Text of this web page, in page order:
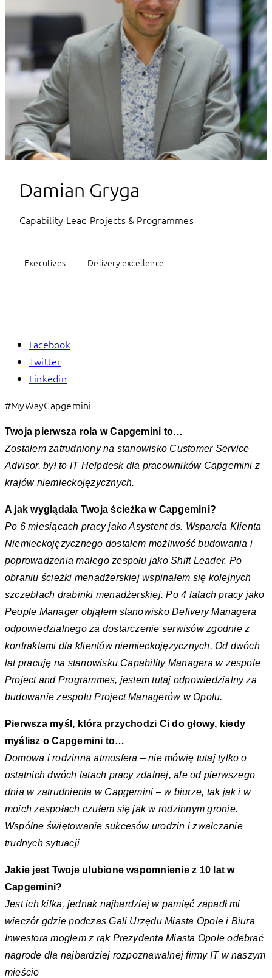
Damian Gryga
Capability Lead Projects & Programmes
Executives Delivery excellence
Facebook
Twitter
Linkedin
#MyWayCapgemini
Twoja pierwsza rola w Capgemini to…
Zostałem zatrudniony na stanowisko Customer Service
Advisor, był to IT Helpdesk dla pracowników Capgemini z
krajów niemieckojęzycznych.
A jak wyglądała Twoja ścieżka w Capgemini?
Po 6 miesiącach pracy jako Asystent ds. Wsparcia Klienta
Niemieckojęzycznego dostałem możliwość budowania i
poprowadzenia małego zespołu jako Shift Leader. Po
obraniu ścieżki menadżerskiej wspinałem się kolejnych
szczeblach drabinki menadżerskiej. Po 4 latach pracy jako
People Manager objąłem stanowisko Delivery Managera
odpowiedzialnego za dostarczenie serwisów zgodnie z
kontraktami dla klientów niemieckojęzycznych. Od dwóch
lat pracuję na stanowisku Capability Managera w zespole
Project and Programmes, jestem tutaj odpowiedzialny za
budowanie zespołu Project Managerów w Opolu.
Pierwsza myśl, która przychodzi Ci do głowy, kiedy
myślisz o Capgemini to…
Domowa i rodzinna atmosfera – nie mówię tutaj tylko o
ostatnich dwóch latach pracy zdalnej, ale od pierwszego
dnia w zatrudnienia w Capgemini – w biurze, tak jak i w
moich zespołach czułem się jak w rodzinnym gronie.
Wspólne świętowanie sukcesów urodzin i zwalczanie
trudnych sytuacji
Jakie jest Twoje ulubione wspomnienie z 10 lat w
Capgemini?
Jest ich kilka, jednak najbardziej w pamięć zapadł mi
wieczór gdzie podczas Gali Urzędu Miasta Opole i Biura
Inwestora mogłem z rąk Prezydenta Miasta Opole odebrać
nagrodę dla najbardziej rozpoznawalnej firmy IT w naszym
mieście